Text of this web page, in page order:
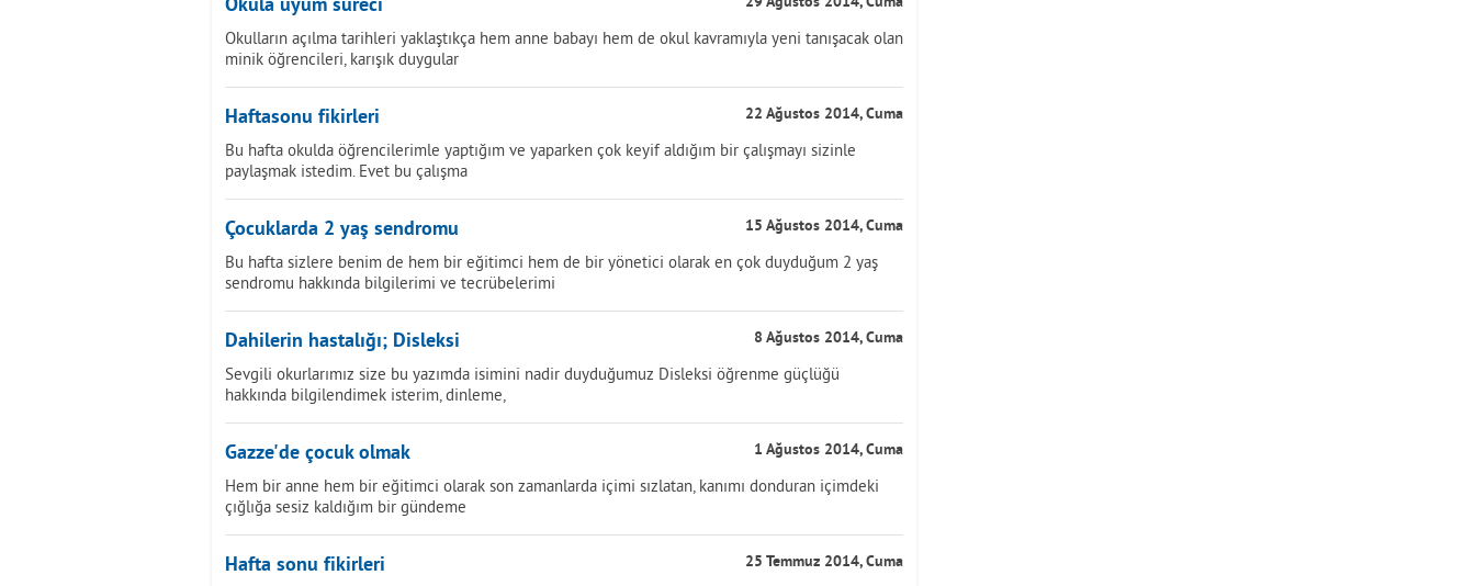
Okula uyum süreci
Okulların açılma tarihleri yaklaştıkça hem anne babayı hem de okul kavramıyla yeni tanışacak olan
minik öğrencileri, karışık duygular
Haftasonu fikirleri 22 Ağustos 2014, Cuma
Bu hafta okulda öğrencilerimle yaptığım ve yaparken çok keyif aldığım bir çalışmayı sizinle
paylaşmak istedim. Evet bu çalışma
Çocuklarda 2 yaş sendromu 15 Ağustos 2014, Cuma
Bu hafta sizlere benim de hem bir eğitimci hem de bir yönetici olarak en çok duyduğum 2 yaş
sendromu hakkında bilgilerimi ve tecrübelerimi
Dahilerin hastalığı; Disleksi 8 Ağustos 2014, Cuma
Sevgili okurlarımız size bu yazımda isimini nadir duyduğumuz Disleksi öğrenme güçlüğü
hakkında bilgilendimek isterim, dinleme,
Gazze'de çocuk olmak 1 Ağustos 2014, Cuma
Hem bir anne hem bir eğitimci olarak son zamanlarda içimi sızlatan, kanımı donduran içimdeki
çığlığa sesiz kaldığım bir gündeme
Hafta sonu fikirleri 25 Temmuz 2014, Cuma